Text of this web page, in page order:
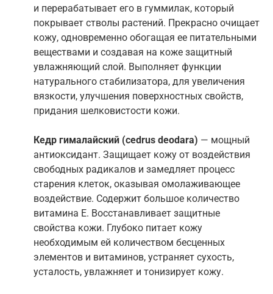
и перерабатывает его в гуммилак, который
покрывает стволы растений. Прекрасно очищает
кожу, одновременно обогащая ее питательными
веществами и создавая на коже защитный
увлажняющий слой. Выполняет функции
натурального стабилизатора, для увеличения
вязкости, улучшения поверхностных свойств,
придания шелковистости кожи.
Кедр гималайский (cedrus deodara) — мощный
антиоксидант. Защищает кожу от воздействия
свободных радикалов и замедляет процесс
старения клеток, оказывая омолаживающее
воздействие. Содержит большое количество
витамина Е. Восстанавливает защитные
свойства кожи. Глубоко питает кожу
необходимым ей количеством бесценных
элементов и витаминов, устраняет сухость,
усталость, увлажняет и тонизирует кожу.